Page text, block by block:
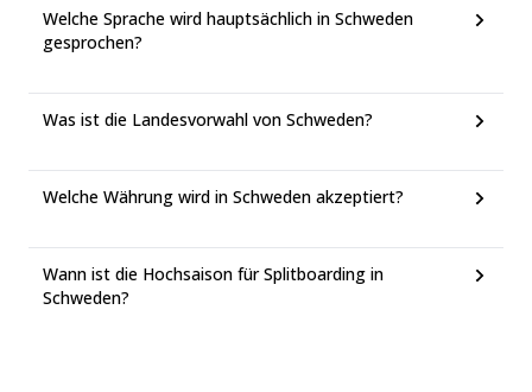
Welche Sprache wird hauptsächlich in Schweden
gesprochen?
Was ist die Landesvorwahl von Schweden?
Welche Währung wird in Schweden akzeptiert?
Wann ist die Hochsaison für Splitboarding in
Schweden?